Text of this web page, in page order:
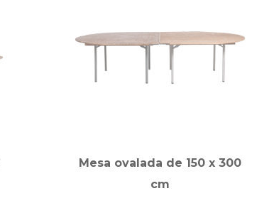
Mesa ovalada de 150 x 300
cm